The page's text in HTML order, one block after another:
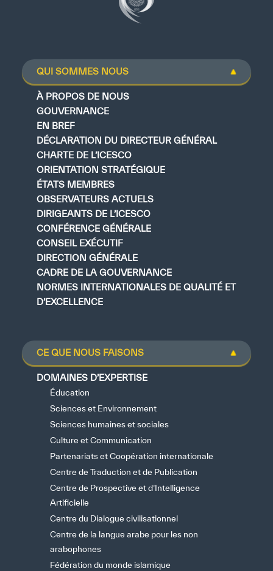
QUI SOMMES NOUS
À PROPOS DE NOUS
GOUVERNANCE
EN BREF
DÉCLARATION DU DIRECTEUR GÉNÉRAL
CHARTE DE L’ICESCO
ORIENTATION STRATÉGIQUE
ÉTATS MEMBRES
OBSERVATEURS ACTUELS
DIRIGEANTS DE L’ICESCO
CONFÉRENCE GÉNÉRALE
CONSEIL EXÉCUTIF
DIRECTION GÉNÉRALE
CADRE DE LA GOUVERNANCE
NORMES INTERNATIONALES DE QUALITÉ ET
D’EXCELLENCE
CE QUE NOUS FAISONS
DOMAINES D’EXPERTISE
Éducation
Sciences et Environnement
Sciences humaines et sociales
Culture et Communication
Partenariats et Coopération internationale
Centre de Traduction et de Publication
Centre de Prospective et d’Intelligence
Artificielle
Centre du Dialogue civilisationnel
Centre de la langue arabe pour les non
arabophones
Fédération du monde islamique